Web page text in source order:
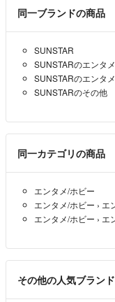
同一ブランドの商品
SUNSTAR
SUNSTARのエンタ
SUNSTARのエンタ
SUNSTARのその他
同一カテゴリの商品
エンタメ/ホビー
エンタメ/ホビー › エ
エンタメ/ホビー › エ
その他の人気ブラン